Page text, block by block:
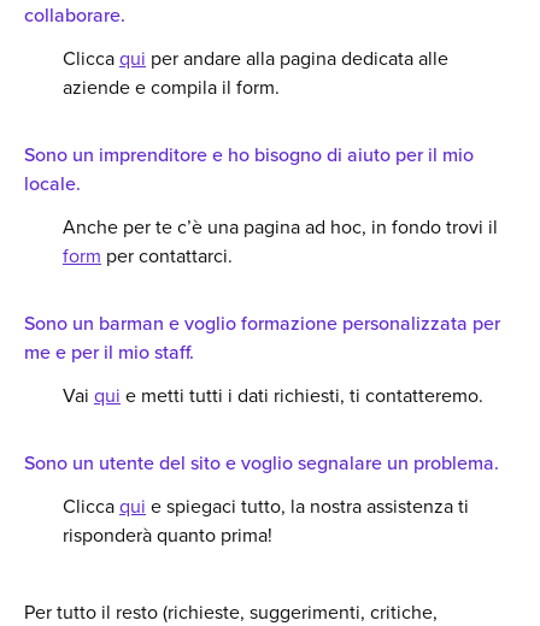
collaborare.
Cliccaqui per andare alla pagina dedicata alle
aziende e compila il form.
Sono un imprenditore e ho bisogno di aiuto per il mio
locale.
Anche per te c’è una pagina ad hoc, in fondo trovi il
form per contattarci.
Sono un barman e voglio formazione personalizzata per
me e per il mio staff.
Vai qui e metti tutti i dati richiesti, ti contatteremo.
Sono un utente del sito e voglio segnalare un problema.
Cliccaqui e spiegaci tutto, la nostra assistenza ti
risponderà quanto prima!
Per tutto il resto (richieste, suggerimenti, critiche,